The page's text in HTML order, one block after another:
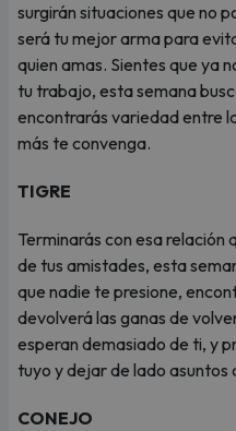
surgirán situaciones que no
será tu mejor arma para
quien amas. Sientes que ya
tu trabajo, esta semana
encontrarás variedad entre
más te convenga.
TIGRE
Terminarás con esa
de tus amistades, esta
que nadie te presione,
devolverá las ganas de
esperan demasiado de ti, y
tuyo y dejar de lado asuntos
CONEJO